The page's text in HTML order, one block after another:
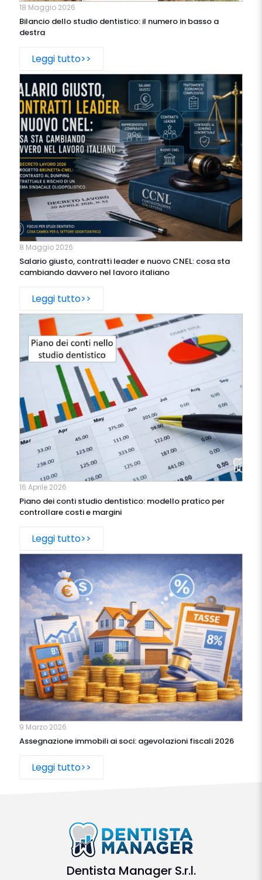
18 Maggio 2026
Bilancio dello studio dentistico: il numero in basso a
destra
Leggi tutto>>
8 Maggio 2026
Salario giusto, contratti leader e nuovo CNEL: cosa sta
cambiando davvero nel lavoro italiano
Leggi tutto>>
16 Aprile 2026
Piano dei conti studio dentistico: modello pratico per
controllare costi e margini
Leggi tutto>>
9 Marzo 2026
Assegnazione immobili ai soci: agevolazioni fiscali 2026
Leggi tutto>>
Dentista Manager S.r.l.